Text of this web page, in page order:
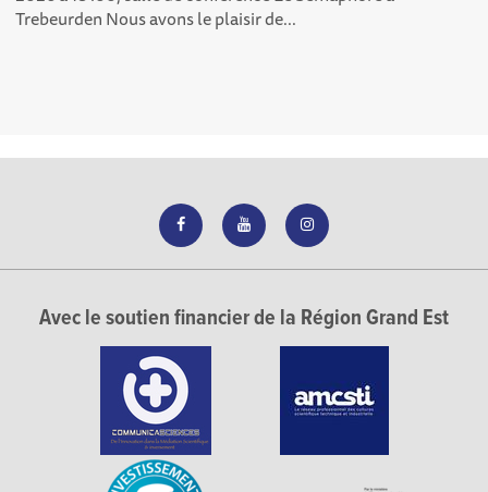
Trebeurden Nous avons le plaisir de...
Avec le soutien financier de la Région Grand Est